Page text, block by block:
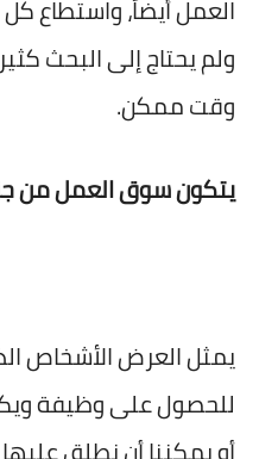
العمل أيضاً، واستطاع
ولم يحتاج إلى البحث
وقت ممكن.
يتكون سوق العمل من
يمثل العرض الأشخاص
للحصول على وظيفة